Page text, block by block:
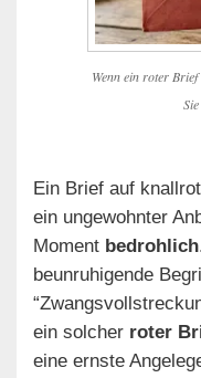
Wenn ein roter
Ein Brief auf
ein ungewohnter
Moment bedrohlich
beunruhigende
ein solcher roter
eine ernste